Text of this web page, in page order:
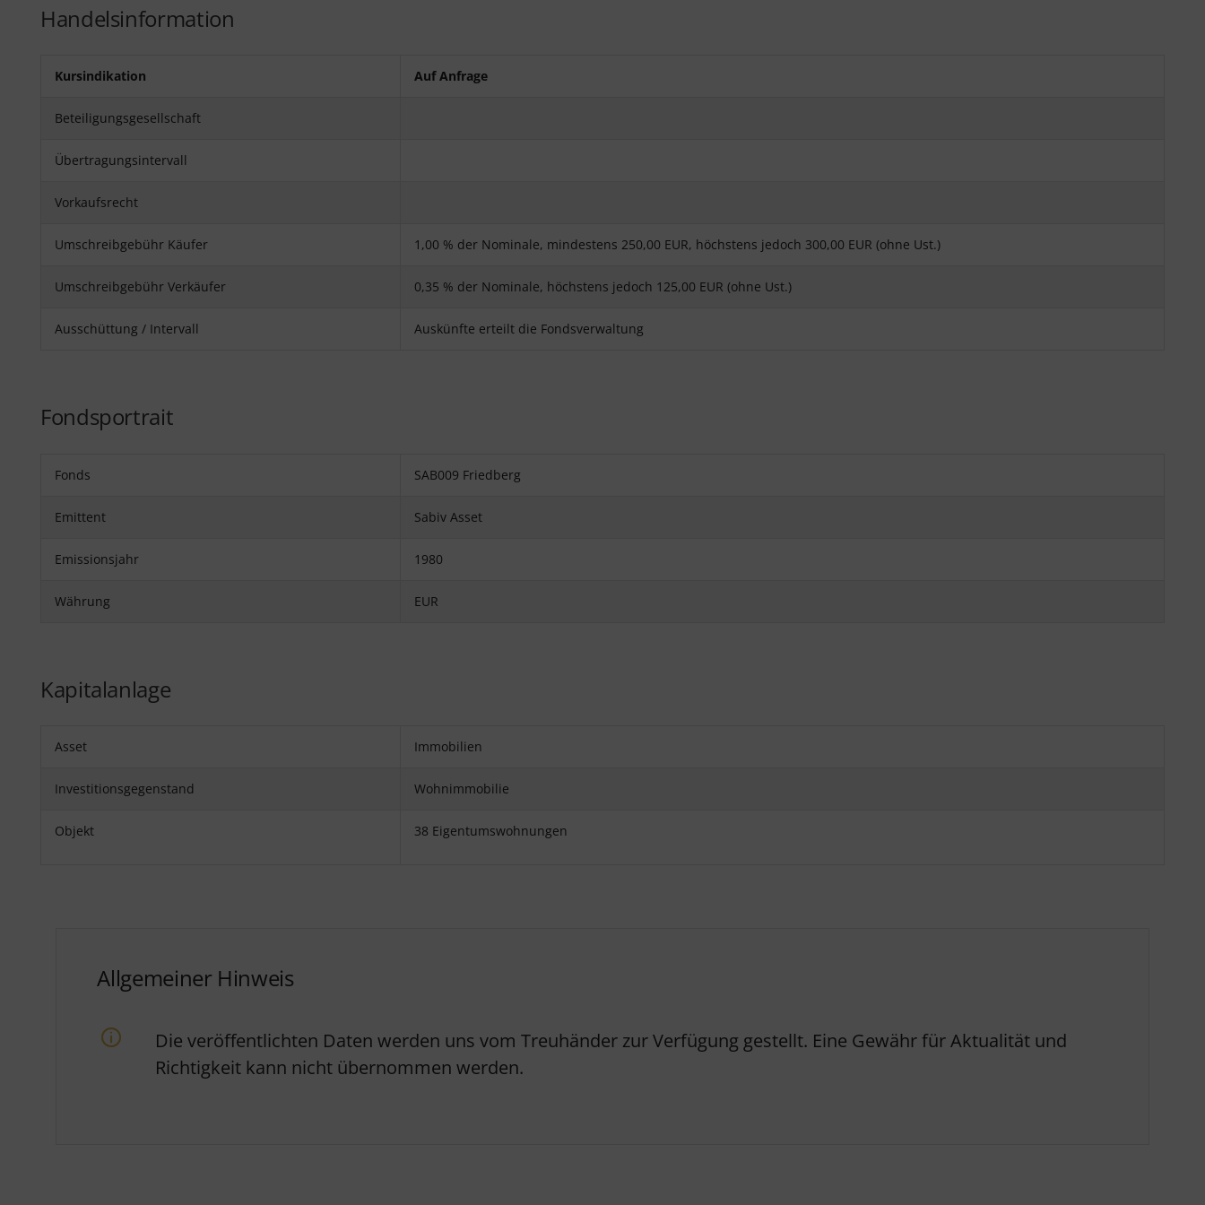
Handelsinformation
Kursindikation Auf Anfrage
Beteiligungsgesellschaft
Übertragungsintervall
Vorkaufsrecht
Umschreibgebühr Käufer 1,00 % der Nominale, mindestens 250,00 EUR, höchstens jedoch 300,00 EUR (ohne Ust.)
Umschreibgebühr Verkäufer 0,35 % der Nominale, höchstens jedoch 125,00 EUR (ohne Ust.)
Ausschüttung / Intervall Auskünfte erteilt die Fondsverwaltung
Fondsportrait
Fonds SAB009 Friedberg
Emittent Sabiv Asset
Emissionsjahr 1980
Währung EUR
Kapitalanlage
Asset Immobilien
Investitionsgegenstand Wohnimmobilie
Objekt 38 Eigentumswohnungen
Allgemeiner Hinweis
Die veröffentlichten Daten werden uns vom Treuhänder zur Verfügung gestellt. Eine Gewähr für Aktualität und
Richtigkeit kann nicht übernommen werden.